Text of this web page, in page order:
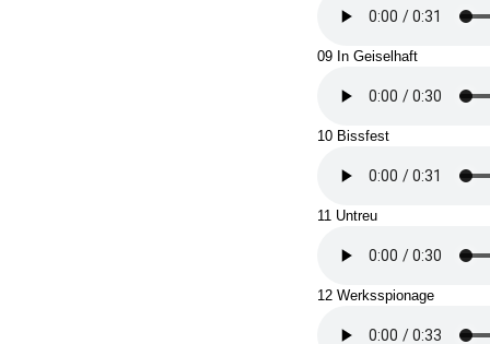
09 In Geiselhaft
10 Bissfest
11 Untreu
12 Werksspionage